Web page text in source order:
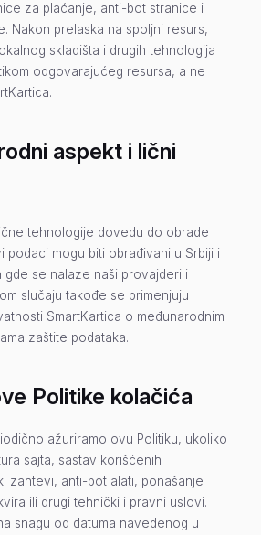
za plaćanje, anti-bot stranice i
Nakon prelaska na spoljni resurs,
skladišta i drugih tehnologija
odgovarajućeg resursa, a ne
aspekt i lični
tehnologije dovedu do obrade
podaci mogu biti obrađivani u Srbiji i
gde se nalaze naši provajderi i
slučaju takođe se primenjuju
SmartKartica o međunarodnim
zaštite podataka.
Politike kolačića
ažuriramo ovu Politiku, ukoliko
sajta, sastav korišćenih
zahtevi, anti-bot alati, ponašanje
ili drugi tehnički i pravni uslovi.
snagu od datuma navedenog u